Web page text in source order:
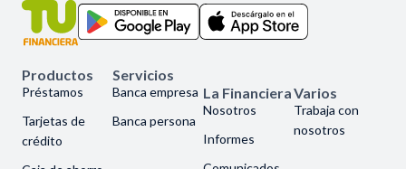
Productos
Préstamos
Tarjetas de
crédito
Servicios
Banca empresa
Banca persona
La Financiera
Nosotros
Informes
Varios
Trabaja con
nosotros